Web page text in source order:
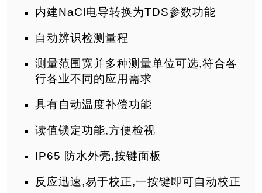
内建NaCl电导转换为TDS参数功能
自动辨识检测量程
测量范围宽并多种测量单位可选,符合各
行各业不同的应用需求
具有自动温度补偿功能
读值锁定功能,方便检视
IP65 防水外壳,按键面板
反应迅速,易于校正,一按键即可自动校正